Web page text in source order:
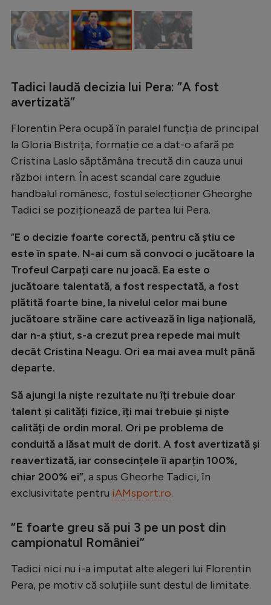
Creează cont
Tadici laudă decizia lui Pera: ”A fost
avertizată”
Florentin Pera ocupă în paralel funcția de principal
la Gloria Bistrița, formație ce a dat-o afară pe
Cristina Laslo săptămâna trecută din cauza unui
război intern. În acest scandal care zguduie
handbalul românesc, fostul selecționer Gheorghe
Tadici se poziționează de partea lui Pera.
”E o decizie foarte corectă, pentru că știu ce
este în spate. N-ai cum să convoci o jucătoare la
Trofeul Carpați care nu joacă. Ea este o
jucătoare talentată, a fost respectată, a fost
plătită foarte bine, la nivelul celor mai bune
jucătoare străine care activează în liga națională,
dar n-a știut, s-a crezut prea repede mai mult
decât Cristina Neagu. Ori ea mai avea mult până
departe.
Să ajungi la niște rezultate nu îți trebuie doar
talent și calități fizice, îți mai trebuie și niște
calități de ordin moral. Ori pe problema de
conduită a lăsat mult de dorit. A fost avertizată și
reavertizată, iar consecințele îi aparțin 100%,
chiar 200% ei”, a spus Gheorhe Tadici, în
exclusivitate pentru iAMsport.ro.
”E foarte greu să pui 3 pe un post din
campionatul României”
Tadici nici nu i-a imputat alte alegeri lui Florentin
Pera, pe motiv că soluțiile sunt destul de limitate.